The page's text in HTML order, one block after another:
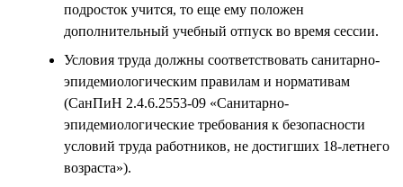
подросток учится, то еще ему положен
дополнительный учебный отпуск во время сессии.
Условия труда должны соответствовать санитарно-
эпидемиологическим правилам и нормативам
(СанПиН 2.4.6.2553-09 «Санитарно-
эпидемиологические требования к безопасности
условий труда работников, не достигших 18-летнего
возраста»).